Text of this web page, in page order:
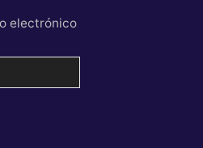
electrónico